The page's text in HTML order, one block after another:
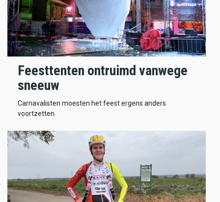
Feesttenten ontruimd vanwege
sneeuw
Carnavalisten moesten het feest ergens anders
voortzetten.